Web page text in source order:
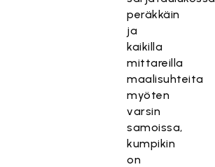
peräkkäin
ja
kaikilla
mittareilla
maalisuhteita
myöten
varsin
samoissa,
kumpikin
on